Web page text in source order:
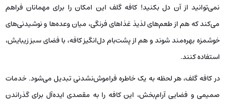
نمی‌توانید از آن دل بکنید! کافه گلف این امکان را برای مهمانان فراهم
می‌کند که هم از طعم‌های لذیذ غذاهای فرنگی، میان‌ وعده‌ها و نوشیدنی‌های
خوشمزه بهره‌مند شوند و هم از پشت‌بام دل‌انگیز کافه، با فضای سبز زیبایش،
استفاده کنند.
در کافه گلف، هر لحظه به یک خاطره فراموش‌نشدنی تبدیل می‌شود. خدمات
صمیمی و فضایی آرام‌بخش، این کافه را به مقصدی ایده‌آل برای گذراندن